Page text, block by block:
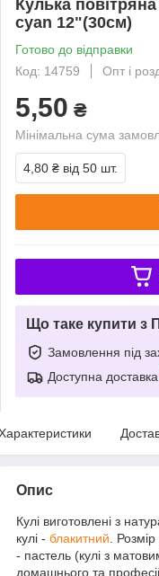
Кулька
cyan 12"(30см)
Готово до відправки
Код: 14759
Опт і
5,50 ₴
Мінімальна сума
4,80 ₴ від 50 шт.
Що таке купити з
Замовлення під
Доступна доставка
Опис
Кулі виготовлені з
кулі - блакитний .
- пастель (кулі з
домашнього та